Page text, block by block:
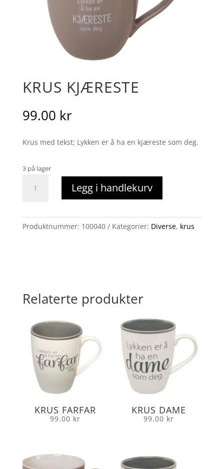
KRUS KJÆRESTE
99.00 kr
Krus med tekst; Lykken er å ha en kjæreste som deg.
3 på lager
kjæreste
Legg i handlekurv
Produktnummer: 100040 Kategorier: Diverse, krus
Relaterte produkter
KRUS FARFAR
99.00 kr
KRUS DAME
99.00 kr